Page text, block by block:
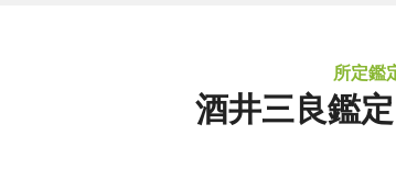
所定鑑
酒井三良鑑